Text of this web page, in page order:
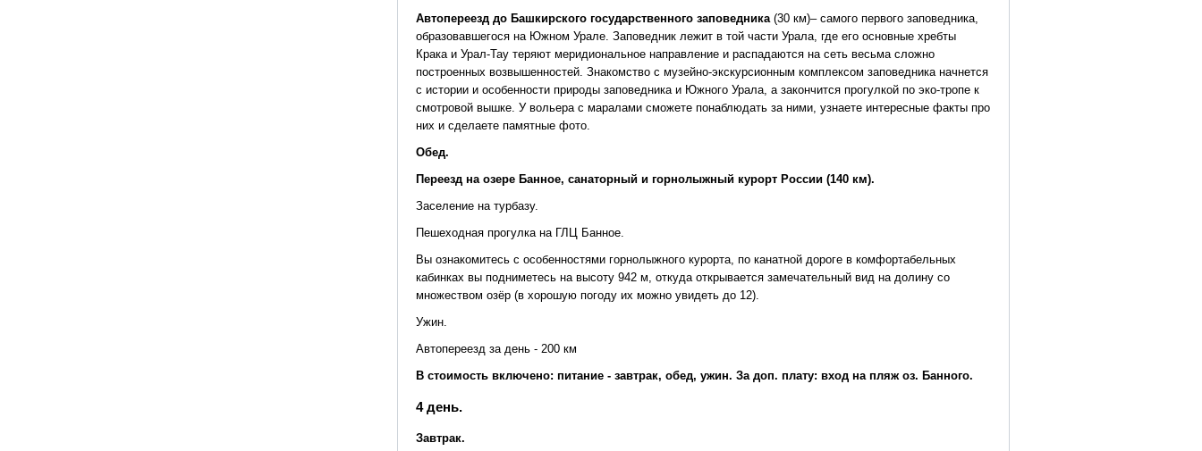
Автопереезд до Башкирского государственного заповедника(30 км)– самого первого заповедника,
образовавшегося на Южном Урале. Заповедник лежит в той части Урала, где его основные хребты
Крака и Урал-Тау теряют меридиональное направление и распадаются на сеть весьма сложно
построенных возвышенностей. Знакомство с музейно-экскурсионным комплексом заповедника начнется
с истории и особенности природы заповедника и Южного Урала, а закончится прогулкой по эко-тропе к
смотровой вышке. У вольера с маралами сможете понаблюдать за ними, узнаете интересные факты про
них и сделаете памятные фото.
Обед.
Переезд на озере Банное, санаторный и горнолыжный курорт России (140 км).
Заселение на турбазу.
Пешеходная прогулка на ГЛЦ Банное.
Вы ознакомитесь с особенностями горнолыжного курорта, по канатной дороге в комфортабельных
кабинках вы подниметесь на высоту 942 м, откуда открывается замечательный вид на долину со
множеством озёр (в хорошую погоду их можно увидеть до 12).
Ужин.
Автопереезд за день - 200 км
В стоимость включено: питание - завтрак, обед, ужин. За доп. плату: вход на пляж оз. Банного.
4 день.
Завтрак.